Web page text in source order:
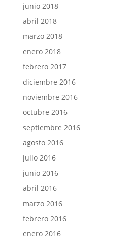
junio 2018
abril 2018
marzo 2018
enero 2018
febrero 2017
diciembre 2016
noviembre 2016
octubre 2016
septiembre 2016
agosto 2016
julio 2016
junio 2016
abril 2016
marzo 2016
febrero 2016
enero 2016